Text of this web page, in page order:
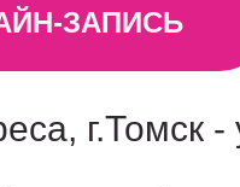
ЗАПИСЬ
г.Томск